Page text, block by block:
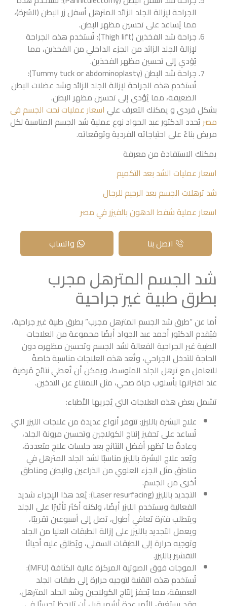
الجراحة لإزالة الجلد الزائد المترهل أسفل زر البطن (السُرة)،
مما يُساعد على تحسين مظهر البطن.
جراحة شد الفخذين (Thigh lift): تُستخدم هذه الجراحة
لإزالة الجلد الزائد من الجزء الداخلي من الفخذين، مما
يُؤدي إلى تحسين مظهر الفخذين.
جراحة شد البطن (Tummy tuck or abdominoplasty):
تُستخدم هذه الجراحة لإزالة الجلد الزائد وشد عضلات البطن
الضعيفة، مما يُؤدي إلى تحسين مظهر البطن.
بشكل فردي و يمكنك التعرف علي اسعار عمليات نحت الجسم فى
مصريُحدد الدكتور عبد الجواد نوع عملية شد الجسم المناسبة لكل
مريض بناءً على احتياجاته الفردية وتوقعاته.
يمكنك الاستفادة من معرفة
اسعار عمليات الشد بعد التكميم
شد ترهلات الجسم بعد الرجيم للرجال
اسعار عملية شفط الدهون بالفيزر في مصر
اتصل بنا واتساب
شد الجسم المترهل مجرب
بطرق طبية غير جراحية
أما عن “طرق شد الجسم المترهل مجرب” بطرق طبية غير جراحية،
فيُقدم الدكتور أحمد عبد الجواد أيضًا مجموعة من العلاجات
الطبية غير الجراحية الفعالة لشد الجسم وتحسين مظهره دون
الحاجة للتدخل الجراحي، وتُعد هذه العلاجات مناسبة خاصةً
للتعامل مع ترهل الجلد المتوسط، ويمكن أن تُعطي نتائج مُرضية
عند اقترانها بأسلوب حياة صحي، مثل الامتناع عن التدخين.
تشمل بعض هذه العلاجات التي يُجريها الأطباء:
علاج البشرة بالليزر: تتوفر أنواع عديدة من علاجات الليزر التي
تُساعد على تحفيز إنتاج الكولاجين وتحسين مرونة الجلد،
وعادةً ما تظهر أفضل النتائج بعد جلسات علاج متعددة،
ويُعد علاج البشرة بالليزر مناسبًا لشد الجلد المترهل في
مناطق مثل الجزء العلوي من الذراعين والبطن ومناطق
أخرى من الجسم.
التجديد بالليزر (Laser resurfacing): يُعد هذا الإجراء شديد
الفعالية ويستخدم الليزر أيضًا، ولكنه أكثر تأثيرًا على الجلد
ويتطلب فترة تعافي أطول، تصل إلى أسبوعين تقريبًا،
ويعمل التجديد بالليزر على إزالة الطبقات العليا من الجلد
وتوجيه حرارة إلى الطبقات السفلى، ويُطلق عليه أحيانًا
التقشير بالليزر.
الموجات فوق الصوتية المركزة عالية الكثافة (MFU):
تُستخدم هذه التقنية لتوجيه حرارة إلى طبقات الجلد
العميقة، مما يُحفز إنتاج الكولاجين وشد الجلد المترهل،